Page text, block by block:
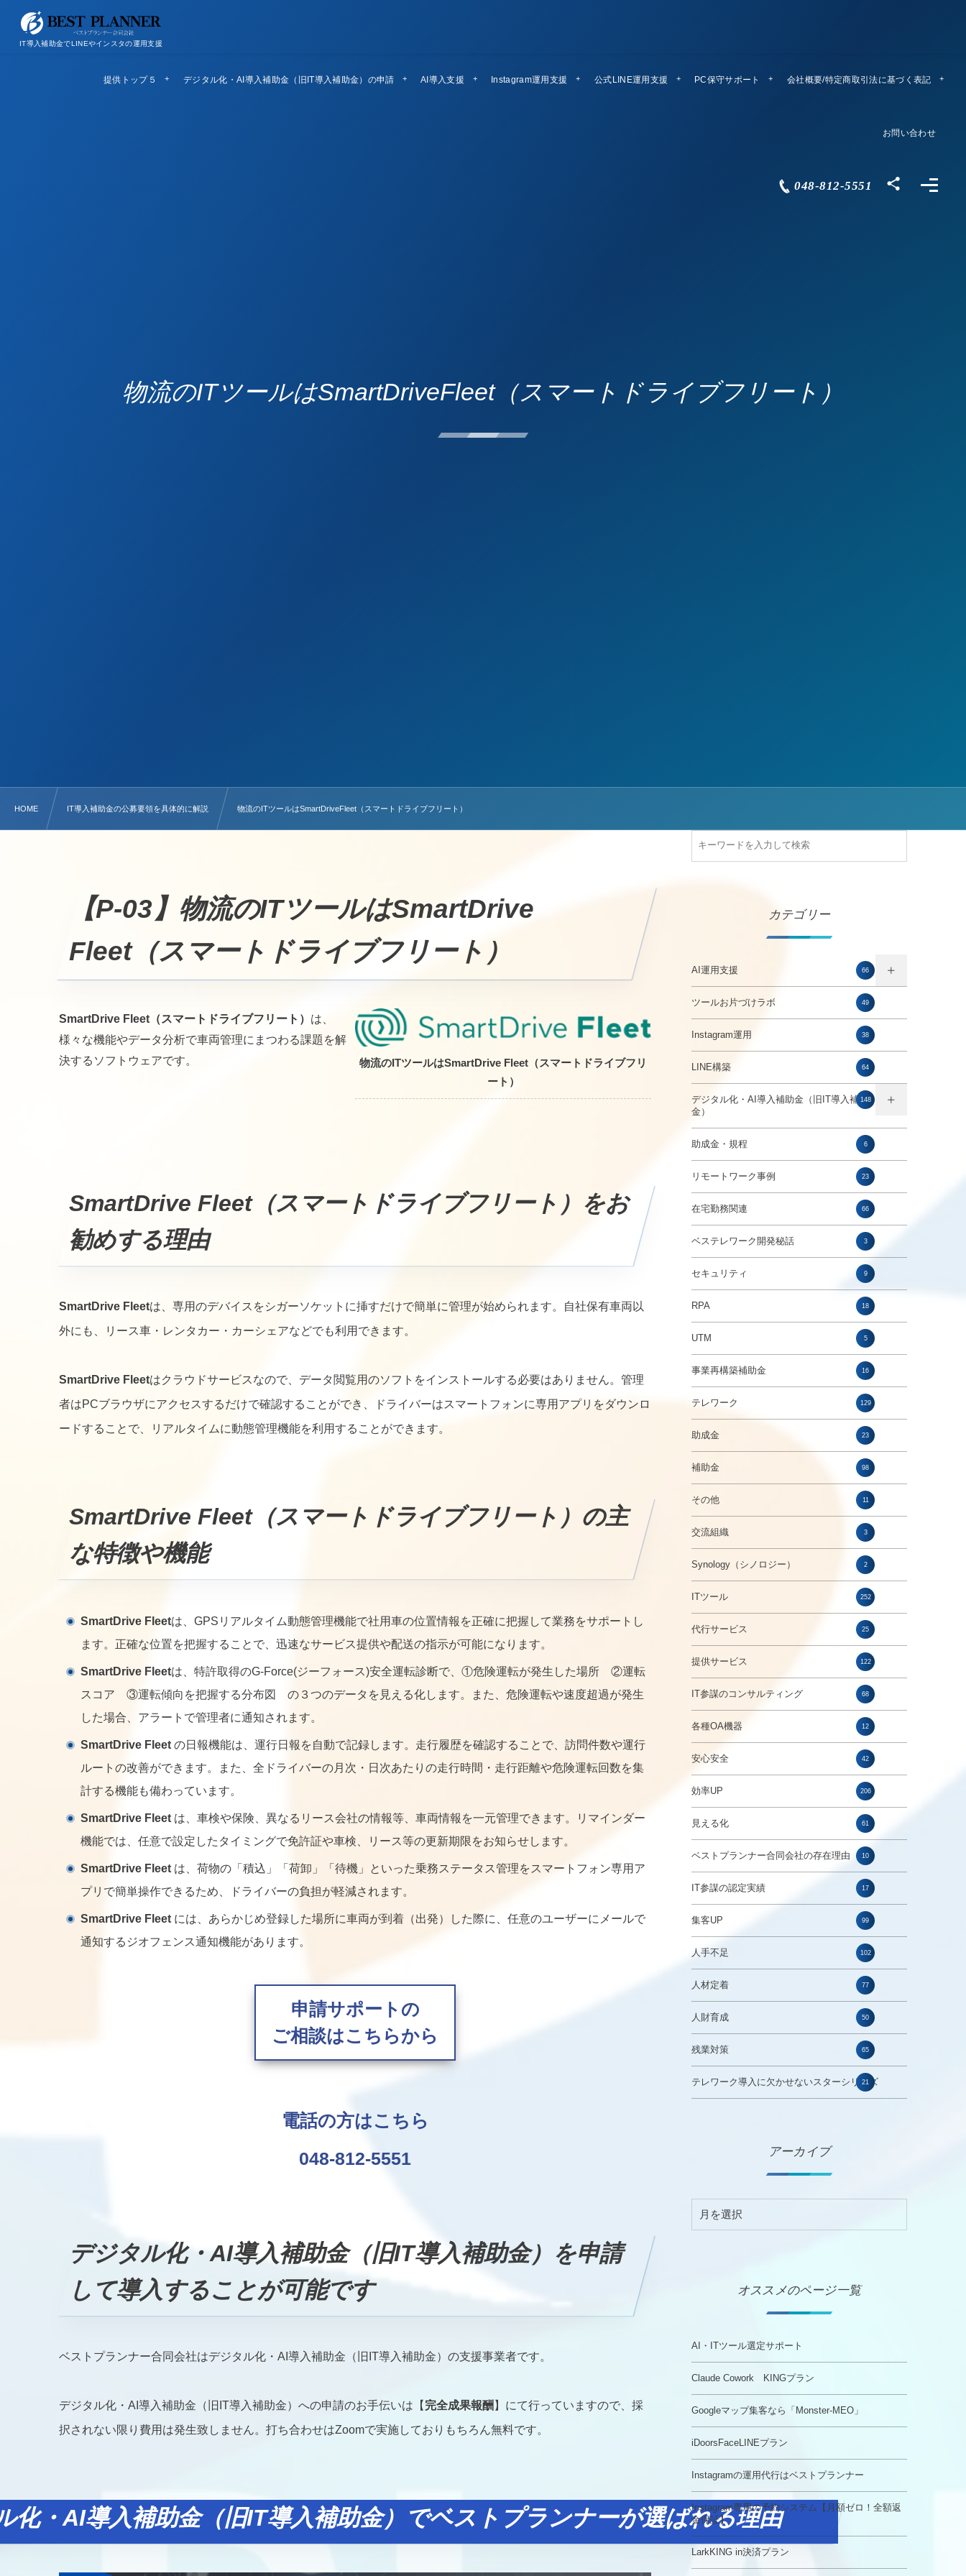
IT導入補助金でLINEやインスタの運用支援
提供トップ５
Top5 デジタル化・AI導入補助金（旧IT導入補助金）の申請 AI導入支援 Instagram運用支援 公式LINE運用支援 PC保守サポート
リモートメンテ 会社概要/特定商取引法に基づく表記
Company Profile
お問い合わせ
Contact
048-812-5551
物流のITツールはSmartDriveFleet（スマートドライブフリート）
HOME IT導入補助金の公募要領を具体的に解説 物流のITツールはSmartDriveFleet（スマートドライブフリート）
【P-03】物流のITツールはSmartDrive
Fleet（スマートドライブフリート）
SmartDrive Fleet（スマートドライブフリート） は、
様々な機能やデータ分析で車両管理にまつわる課題を解
決するソフトウェアです。
物流のITツールはSmartDrive Fleet（スマートドライブフリ
ート）
SmartDrive Fleet（スマートドライブフリート）をお
勧めする理由
SmartDrive Fleetは、専用のデバイスをシガーソケットに挿すだけで簡単に管理が始められます。自社保有車両以
外にも、リース車・レンタカー・カーシェアなどでも利用できます。
SmartDrive Fleetはクラウドサービスなので、データ閲覧用のソフトをインストールする必要はありません。管理
者はPCブラウザにアクセスするだけで確認することができ、ドライバーはスマートフォンに専用アプリをダウンロ
ードすることで、リアルタイムに動態管理機能を利用することができます。
SmartDrive Fleet（スマートドライブフリート）の主
な特徴や機能
SmartDrive Fleetは、GPSリアルタイム動態管理機能で社用車の位置情報を正確に把握して業務をサポートし
ます。正確な位置を把握することで、迅速なサービス提供や配送の指示が可能になります。
SmartDrive Fleetは、特許取得のG-Force(ジーフォース)安全運転診断で、①危険運転が発生した場所 ②運転
スコア ③運転傾向を把握する分布図 の３つのデータを見える化します。また、危険運転や速度超過が発生
した場合、アラートで管理者に通知されます。
SmartDrive Fleet の日報機能は、運行日報を自動で記録します。走行履歴を確認することで、訪問件数や運行
ルートの改善ができます。また、全ドライバーの月次・日次あたりの走行時間・走行距離や危険運転回数を集
計する機能も備わっています。
SmartDrive Fleet は、車検や保険、異なるリース会社の情報等、車両情報を一元管理できます。リマインダー
機能では、任意で設定したタイミングで免許証や車検、リース等の更新期限をお知らせします。
SmartDrive Fleet は、荷物の「積込」「荷卸」「待機」といった乗務ステータス管理をスマートフォン専用ア
プリで簡単操作できるため、ドライバーの負担が軽減されます。
SmartDrive Fleet には、あらかじめ登録した場所に車両が到着（出発）した際に、任意のユーザーにメールで
通知するジオフェンス通知機能があります。
申請サポートの
ご相談はこちらから
電話の方はこちら
048-812-5551
デジタル化・AI導入補助金（旧IT導入補助金）を申請
して導入することが可能です
ベストプランナー合同会社はデジタル化・AI導入補助金（旧IT導入補助金）の支援事業者です。
デジタル化・AI導入補助金（旧IT導入補助金）への申請のお手伝いは【 完全成果報酬 】にて行っていますので、採
択されない限り費用は発生致しません。打ち合わせはZoomで実施しておりもちろん無料です。
化・AI導入補助金（旧IT導入補助金）でベストプランナーが選ばれる理由
カテゴリー
AI運用支援 66
ツールお片づけラボ 49
Instagram運用 38
LINE構築 64
デジタル化・AI導入補助金（旧IT導入補助
金）
148
助成金・規程 6
リモートワーク事例 23
在宅勤務関連 66
ベステレワーク開発秘話 3
セキュリティ 9
RPA 18
UTM 5
事業再構築補助金 16
テレワーク 129
助成金 23
補助金 98
その他 11
交流組織 3
Synology（シノロジー） 2
ITツール 252
代行サービス 25
提供サービス 122
IT参謀のコンサルティング 68
各種OA機器 12
安心安全 42
効率UP 206
見える化 61
ベストプランナー合同会社の存在理由 10
IT参謀の認定実績 17
集客UP 99
人手不足 102
人材定着 77
人財育成 50
残業対策 65
テレワーク導入に欠かせないスターシリーズ
21
アーカイブ
オススメのページ一覧
AI・ITツール選定サポート
Claude Cowork KINGプラン
Googleマップ集客なら「Monster-MEO」
iDoorsFaceLINEプラン
Instagramの運用代行はベストプランナー
Instagram専用の予約システム【月額ゼロ！全額返
金保証】
LarkKING in決済プラン